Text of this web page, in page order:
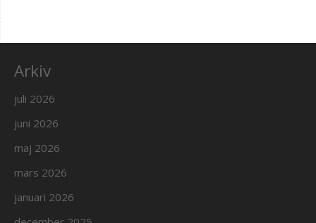
Arkiv
juli 2026
juni 2026
maj 2026
mars 2026
januari 2026